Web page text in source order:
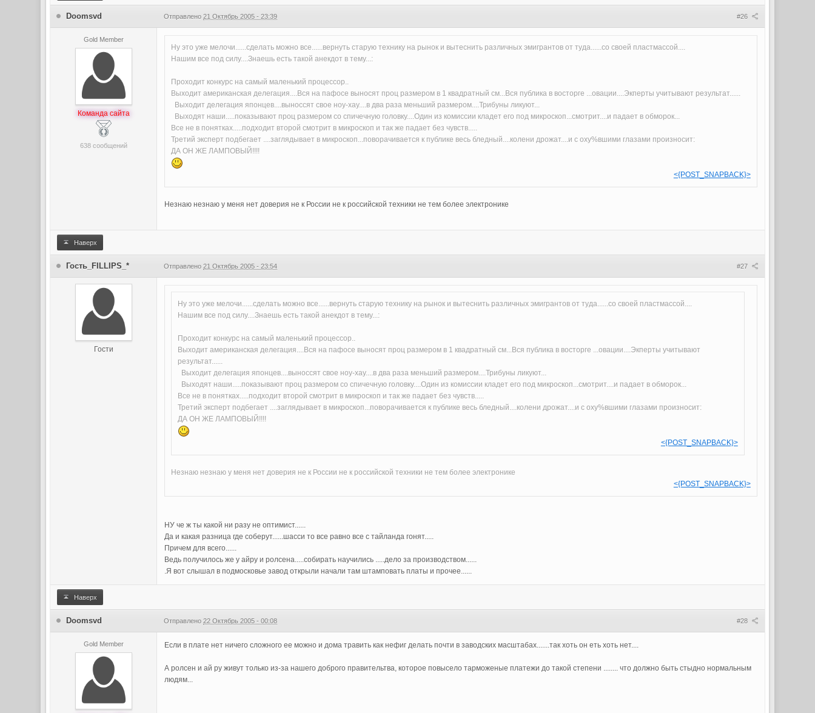
#26
Doomsvd Отправлено21 Октябрь 2005 - 23:39
Gold Member
Команда сайта
638 сообщений
Ну это уже мелочи......сделать можно все......вернуть старую технику на рынок и вытеснить различных эмигрантов от туда......со своей пластмассой....
Нашим все под силу....Знаешь есть такой анекдот в тему...:
Проходит конкурс на самый маленький процессор..
Выходит американская делегация....Вся на пафосе выносят проц размером в 1 квадратный см...Вся публика в восторге ...овации....Экперты учитывают результат......
Выходит делегация японцев....выноссят свое ноу-хау....в два раза меньший размером....Трибуны ликуют...
Выходят наши.....показывают проц размером со спичечную головку....Один из комиссии кладет его под микроскоп...смотрит....и падает в обморок...
Все не в понятках.....подходит второй смотрит в микроскоп и так же падает без чувств.....
Третий эксперт подбегает ....заглядывает в микроскоп...поворачивается к публике весь бледный....колени дрожат....и с оху%вшими глазами произносит:
ДА ОН ЖЕ ЛАМПОВЫЙ!!!!
<{POST_SNAPBACK}>
Незнаю незнаю у меня нет доверия не к России не к российской техники не тем более электронике
Наверх
#27
Гость_FILLIPS_* Отправлено21 Октябрь 2005 - 23:54
Гости
Ну это уже мелочи......сделать можно все......вернуть старую технику на рынок и вытеснить различных эмигрантов от туда......со своей пластмассой....
Нашим все под силу....Знаешь есть такой анекдот в тему...:
Проходит конкурс на самый маленький процессор..
Выходит американская делегация....Вся на пафосе выносят проц размером в 1 квадратный см...Вся публика в восторге ...овации....Экперты учитывают
результат......
Выходит делегация японцев....выноссят свое ноу-хау....в два раза меньший размером....Трибуны ликуют...
Выходят наши.....показывают проц размером со спичечную головку....Один из комиссии кладет его под микроскоп...смотрит....и падает в обморок...
Все не в понятках.....подходит второй смотрит в микроскоп и так же падает без чувств.....
Третий эксперт подбегает ....заглядывает в микроскоп...поворачивается к публике весь бледный....колени дрожат....и с оху%вшими глазами произносит:
ДА ОН ЖЕ ЛАМПОВЫЙ!!!!
<{POST_SNAPBACK}>
Незнаю незнаю у меня нет доверия не к России не к российской техники не тем более электронике
<{POST_SNAPBACK}>
НУ че ж ты какой ни разу не оптимист......
Да и какая разница где соберут......шасси то все равно все с тайланда гонят.....
Причем для всего......
Ведь получилось же у айру и ролсена.....собирать научились .....дело за производством......
.Я вот слышал в подмосковье завод открыли начали там штамповать платы и прочее......
Наверх
#28
Doomsvd Отправлено22 Октябрь 2005 - 00:08
Gold Member Если в плате нет ничего сложного ее можно и дома травить как нефиг делать почти в заводских масштабах.......так хоть он еть хоть нет....
А ролсен и ай ру живут только из-за нашего доброго правительтва, которое повысело тарможеные платежи до такой степени ........ что должно быть стыдно нормальным
людям...